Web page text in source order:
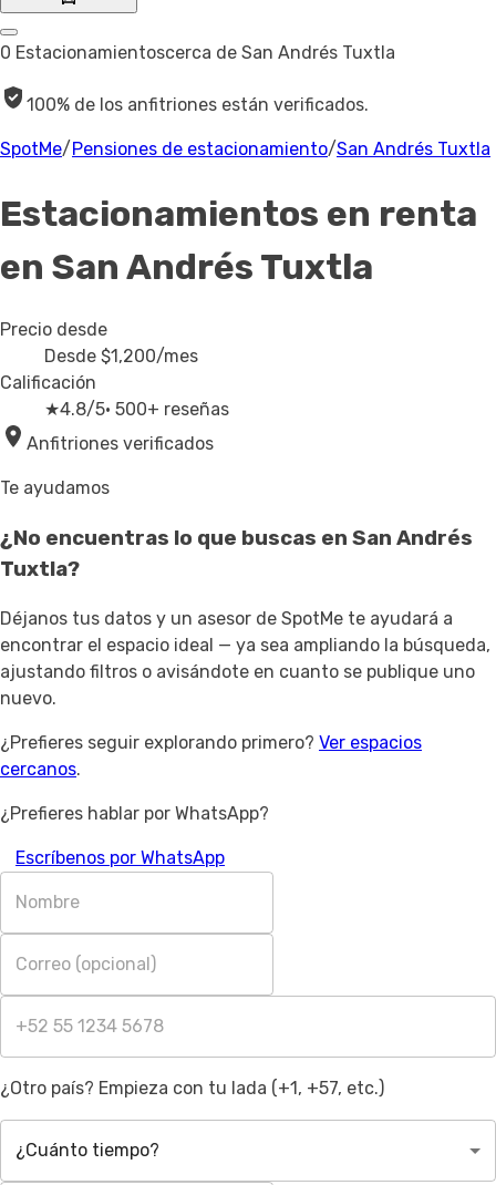
0 Estacionamientoscerca de San Andrés Tuxtla
100% de los anfitriones están verificados.
SpotMe/ Pensiones de estacionamiento/San Andrés Tuxtla
Estacionamientos en renta
en San Andrés Tuxtla
Precio desde
Desde $1,200/mes
Calificación
★4.8/5· 500+ reseñas
Anfitriones verificados
Te ayudamos
¿No encuentras lo que buscas en San Andrés
Tuxtla?
Déjanos tus datos y un asesor de SpotMe te ayudará a
encontrar el espacio ideal — ya sea ampliando la búsqueda,
ajustando filtros o avisándote en cuanto se publique uno
nuevo.
¿Prefieres seguir explorando primero? Ver espacios
cercanos.
¿Prefieres hablar por WhatsApp?
Escríbenos por WhatsApp
¿Otro país? Empieza con tu lada (+1, +57, etc.)
¿Cuánto tiempo?